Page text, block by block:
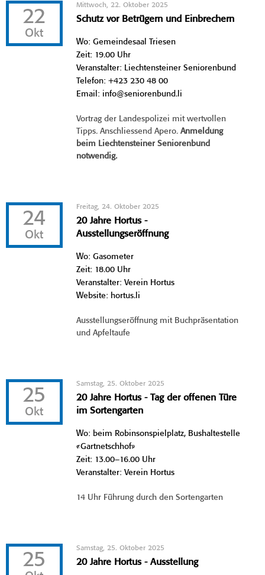
22
Okt
Mittwoch, 22. Oktober 2025
Schutz vor Betrügern und Einbrechern
Wo: Gemeindesaal Triesen
Zeit: 19.00 Uhr
Veranstalter: Liechtensteiner Seniorenbund
Telefon: +423 230 48 00
Email: info@seniorenbund.li
Vortrag der Landespolizei mit wertvollen
Tipps. Anschliessend Apero. Anmeldung
beim Liechtensteiner Seniorenbund
notwendig.
24
Okt
Freitag, 24. Oktober 2025
20 Jahre Hortus -
Ausstellungseröffnung
Wo: Gasometer
Zeit: 18.00 Uhr
Veranstalter: Verein Hortus
Website: hortus.li
Ausstellungseröffnung mit Buchpräsentation
und Apfeltaufe
25
Okt
Samstag, 25. Oktober 2025
20 Jahre Hortus - Tag der offenen Türe
im Sortengarten
Wo: beim Robinsonspielplatz, Bushaltestelle
«Gartnetschhof»
Zeit: 13.00–16.00 Uhr
Veranstalter: Verein Hortus
14 Uhr Führung durch den Sortengarten
25
Samstag, 25. Oktober 2025
20 Jahre Hortus - Ausstellung